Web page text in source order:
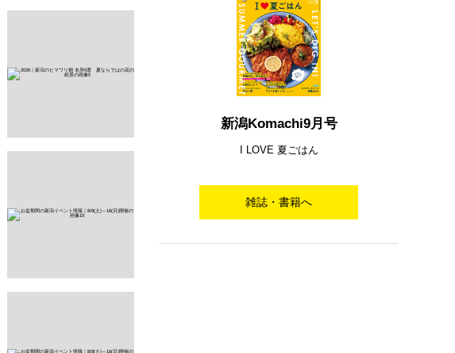
新潟Komachi9月号
I LOVE 夏ごはん
雑誌・書籍へ